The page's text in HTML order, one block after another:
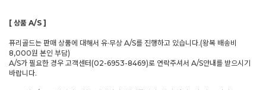
[ 상품 A/S ]
퓨리골드는 판매 상품에 대해서 유·무상 A/S를 진행하고 있습니다.(왕복 배송비
8,000원 본인 부담)
A/S가 필요한 경우 고객센터(02-6953-8469)로 연락주셔서 A/S안내를 받으시기
바랍니다.